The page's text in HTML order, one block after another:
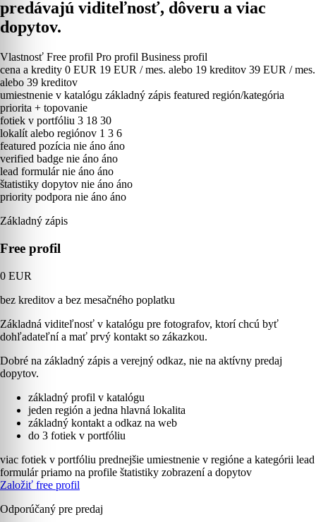
predávajú viditeľnosť, dôveru a viac
dopytov.
Vlastnosť Free profil Pro profil Business profil
cena a kredity 0 EUR 19 EUR / mes. alebo 19 kreditov 39 EUR / mes.
alebo 39 kreditov
umiestnenie v katalógu základný zápis featured región/kategória
priorita + topovanie
fotiek v portfóliu 3 18 30
lokalít alebo regiónov 1 3 6
featured pozícia nie áno áno
verified badge nie áno áno
lead formulár nie áno áno
štatistiky dopytov nie áno áno
priority podpora nie áno áno
Základný zápis
Free profil
0 EUR
bez kreditov a bez mesačného poplatku
Základná viditeľnosť v katalógu pre fotografov, ktorí chcú byť
dohľadateľní a mať prvý kontakt so zákazkou.
Dobré na základný zápis a verejný odkaz, nie na aktívny predaj
dopytov.
základný profil v katalógu
jeden región a jedna hlavná lokalita
základný kontakt a odkaz na web
do 3 fotiek v portfóliu
viac fotiek v portfóliu prednejšie umiestnenie v regióne a kategórii lead
formulár priamo na profile štatistiky zobrazení a dopytov
Založiť free profil
Odporúčaný pre predaj